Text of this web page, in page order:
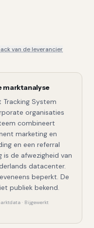
van de leverancier
marktanalyse
Tracking System
organisaties
combineert
marketing en
en een referral
is de afwezigheid van
datacenter.
beperkt. De
publiek bekend.
· Bijgewerkt